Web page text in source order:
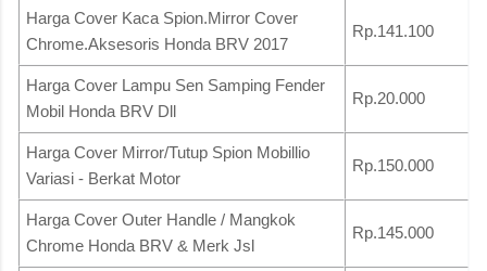
Harga Cover Kaca Spion.Mirror Cover
Chrome.Aksesoris Honda BRV 2017
Rp.141.100
Harga Cover Lampu Sen Samping Fender
Mobil Honda BRV Dll
Rp.20.000
Harga Cover Mirror/Tutup Spion Mobillio
Variasi - Berkat Motor
Rp.150.000
Harga Cover Outer Handle / Mangkok
Chrome Honda BRV & Merk Jsl
Rp.145.000